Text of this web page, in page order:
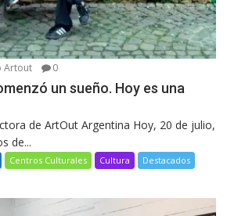
Artout 0
un sueño. Hoy es una
de ArtOut Argentina Hoy, 20 de julio,
de...
Centros Culturales Cultura
Destacados